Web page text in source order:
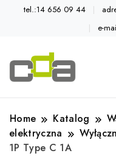
tel.:14 656 09 44
e-
Home Katalog
elektryczna
1P Type C 1A